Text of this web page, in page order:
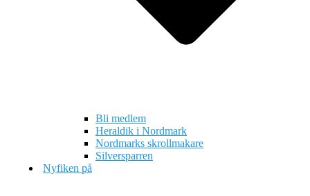
Bli medlem
Heraldik i Nordmark
Nordmarks skrollmakare
Silversparren
Nyfiken på